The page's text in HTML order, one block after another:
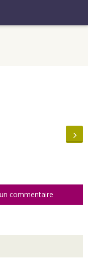
commentaire